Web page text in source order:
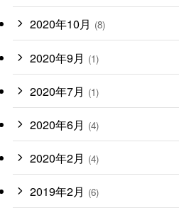
2020年10月 (8)
2020年9月 (1)
2020年7月 (1)
2020年6月 (4)
2020年2月 (4)
2019年2月 (6)